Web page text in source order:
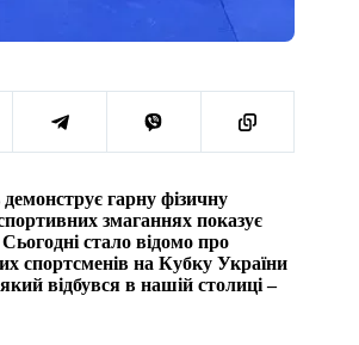
гарну фізичну
змаганнях показує
Сьогодні стало відомо про
спортсменів на Кубку України
відбувся в нашій столиці –